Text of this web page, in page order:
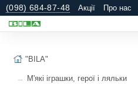
(098) 684-87-48 Акції Про нас
"BILA"
М'які іграшки, герої і ляльки